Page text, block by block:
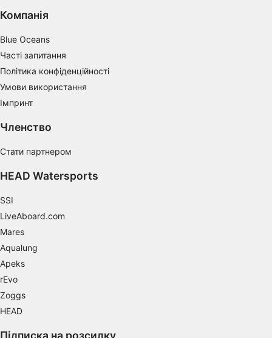
Компанія
Blue Oceans
Часті запитання
Політика конфіденційності
Умови використання
Імпринт
Членство
Стати партнером
HEAD Watersports
SSI
LiveAboard.com
Mares
Aqualung
Apeks
rEvo
Zoggs
HEAD
Підписка на розсилку
Measure content performance
Understand audiences through statistics or
Develop and improve services
actively requested
Necessary
Performance
Functional